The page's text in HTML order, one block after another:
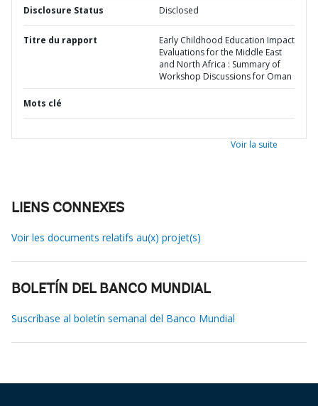
Disclosure Status Disclosed
Titre du rapport
Early Childhood Education Impact
Evaluations for the Middle East
and North Africa : Summary of
Workshop Discussions for Oman
Mots clé
Voir la suite
LIENS CONNEXES
Voir les documents relatifs au(x) projet(s)
BOLETÍN DEL BANCO MUNDIAL
Suscríbase al boletín semanal del Banco Mundial